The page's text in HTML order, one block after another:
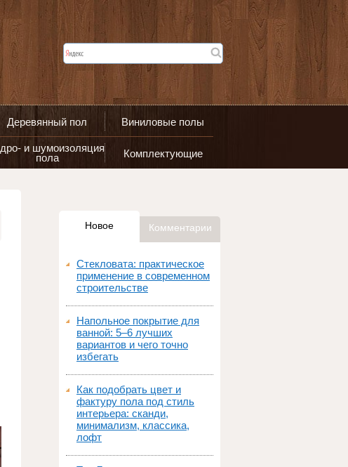
Деревянный пол Виниловые полы
и шумоизоляция
пола
Комплектующие
Новое Комментарии
Стекловата: практическое
применение в современном
строительстве
Напольное покрытие для
ванной: 5–6 лучших
вариантов и чего точно
избегать
Как подобрать цвет и
фактуру пола под стиль
интерьера: сканди,
минимализм, классика,
лофт